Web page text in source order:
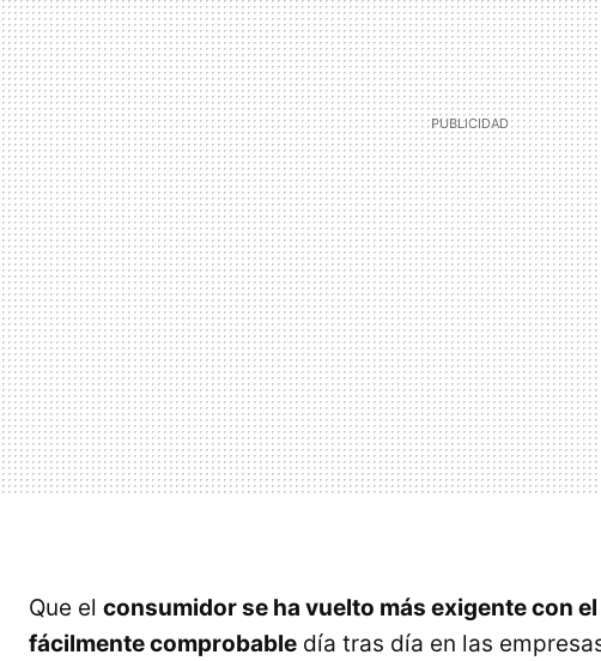
Que el consumidor se ha vuelto más exigente con
fácilmente comprobable día tras día en las